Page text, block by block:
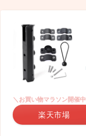
＼お買い物マラソン開催
楽天市場